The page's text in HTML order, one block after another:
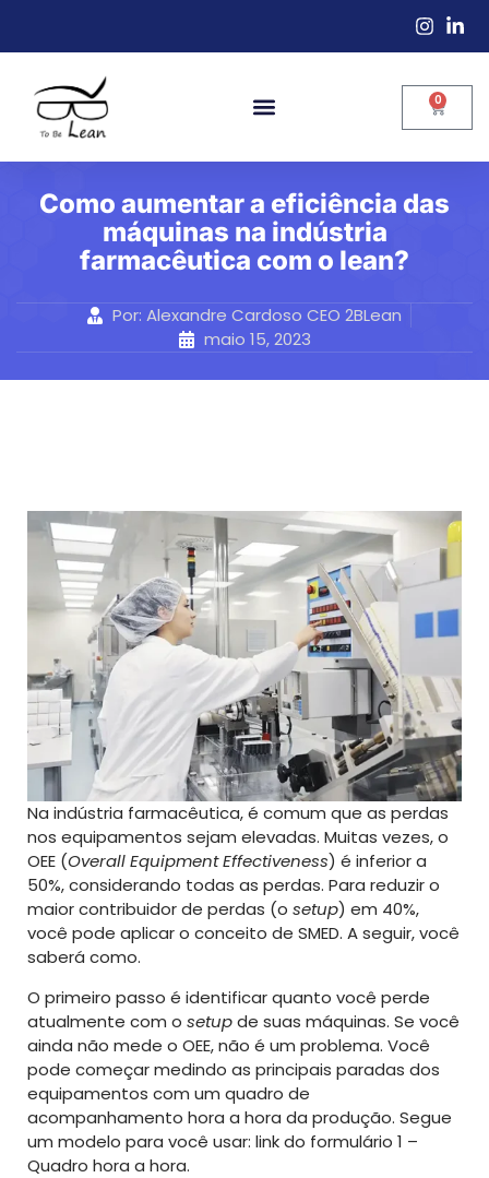
0
Como aumentar a eficiência das
máquinas na indústria
farmacêutica com o lean?
Por: Alexandre Cardoso CEO 2BLean
maio 15, 2023
Na indústria farmacêutica, é comum que as perdas
nos equipamentos sejam elevadas. Muitas vezes, o
OEE (Overall Equipment Effectiveness) é inferior a
50%, considerando todas as perdas. Para reduzir o
maior contribuidor de perdas (o setup) em 40%,
você pode aplicar o conceito de SMED. A seguir, você
saberá como.
O primeiro passo é identificar quanto você perde
atualmente com o setupde suas máquinas. Se você
ainda não mede o OEE, não é um problema. Você
pode começar medindo as principais paradas dos
equipamentos com um quadro de
acompanhamento hora a hora da produção. Segue
um modelo para você usar: link do formulário 1 –
Quadro hora a hora.